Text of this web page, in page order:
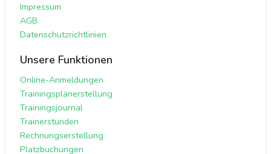
Impressum
AGB
Datenschutzrichtlinien
Unsere Funktionen
Online-Anmeldungen
Trainingsplanerstellung
Trainingsjournal
Trainerstunden
Rechnungserstellung
Platzbuchungen